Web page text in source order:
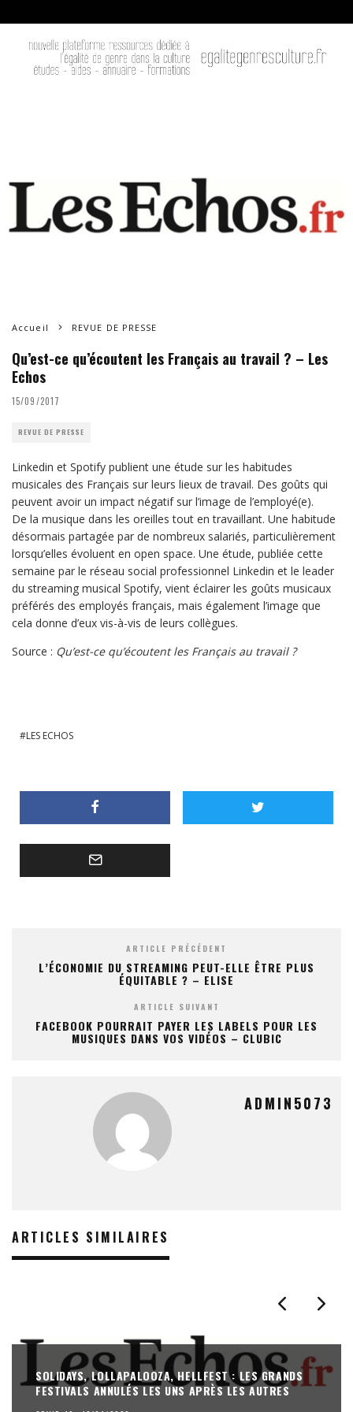
Accueil REVUE DE PRESSE
Qu’est-ce qu’écoutent les Français au travail ? – Les
Echos
15/09/2017
REVUE DE PRESSE
Linkedin et Spotify publient une étude sur les habitudes
musicales des Français sur leurs lieux de travail. Des goûts qui
peuvent avoir un impact négatif sur l’image de l’employé(e).
De la musique dans les oreilles tout en travaillant. Une habitude
désormais partagée par de nombreux salariés, particulièrement
lorsqu’elles évoluent en open space. Une étude, publiée cette
semaine par le réseau social professionnel Linkedin et le leader
du streaming musical Spotify, vient éclairer les goûts musicaux
préférés des employés français, mais également l’image que
cela donne d’eux vis-à-vis de leurs collègues.
Source : Qu’est-ce qu’écoutent les Français au travail ?
LES ECHOS
ARTICLE PRÉCÉDENT
L’ÉCONOMIE DU STREAMING PEUT-ELLE ÊTRE PLUS
ÉQUITABLE ? – ELISE
ARTICLE SUIVANT
FACEBOOK POURRAIT PAYER LES LABELS POUR LES
MUSIQUES DANS VOS VIDÉOS – CLUBIC
ADMIN5073
ARTICLES SIMILAIRES
SOLIDAYS, LOLLAPALOOZA, HELLFEST : LES GRANDS
FESTIVALS ANNULÉS LES UNS APRÈS LES AUTRES